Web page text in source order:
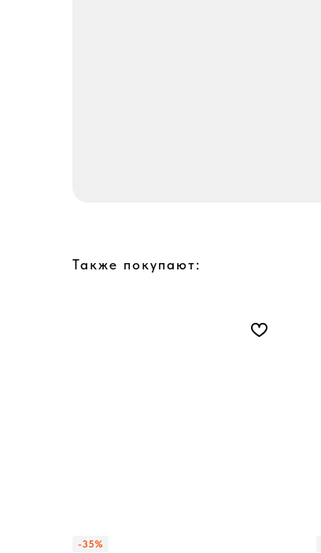
Также покупают:
-35%